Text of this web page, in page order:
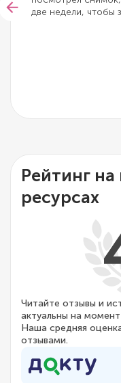
две недели, чтобы
Рейтинг
ресурсах
Читайте отзывы и
актуальны на
Наша средняя
отзывами.